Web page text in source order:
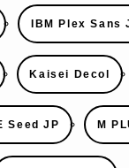
IBM Plex Sans
Kaisei Decol
Seed JP M